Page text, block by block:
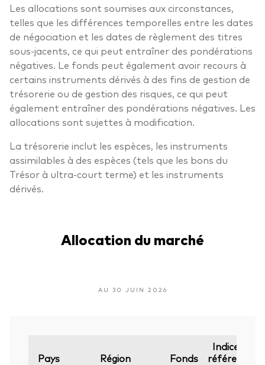
Les allocations sont soumises aux circonstances,
telles que les différences temporelles entre les dates
de négociation et les dates de règlement des titres
sous-jacents, ce qui peut entraîner des pondérations
négatives. Le fonds peut également avoir recours à
certains instruments dérivés à des fins de gestion de
trésorerie ou de gestion des risques, ce qui peut
également entraîner des pondérations négatives. Les
allocations sont sujettes à modification.
La trésorerie inclut les espèces, les instruments
assimilables à des espèces (tels que les bons du
Trésor à ultra-court terme) et les instruments
dérivés.
Allocation du marché
AU 30 JUIN 2026
Pays Région Fonds
Indice de
référence